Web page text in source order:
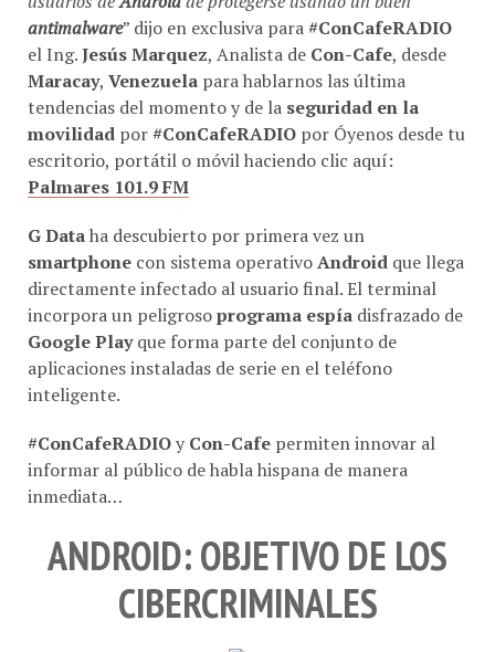
antimalware” dijo en exclusiva para#ConCafeRADIO
el Ing.Jesús Marquez, Analista deCon-Cafe, desde
Maracay,Venezuelapara hablarnos las última
tendencias del momento y de laseguridad en la
movilidad por#ConCafeRADIOpor Óyenos desde tu
escritorio, portátil o móvil haciendo clic aquí:
Palmares 101.9 FM
smartphonecon sistema operativoAndroid
directamente infectado al usuario final. El terminal
incorpora un peligroso programa espíadisfrazado de
Google Play que forma parte del conjunto de
aplicaciones instaladas de serie en el teléfono
inteligente.
informar al público de habla hispana de manera
inmediata…
ANDROID: OBJETIVO DE LOS
CIBERCRIMINALES